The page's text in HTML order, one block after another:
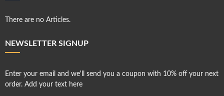
There are no Articles.
NEWSLETTER SIGNUP
Enter your email and we'll send you a coupon with 10% off your next
order. Add your text here